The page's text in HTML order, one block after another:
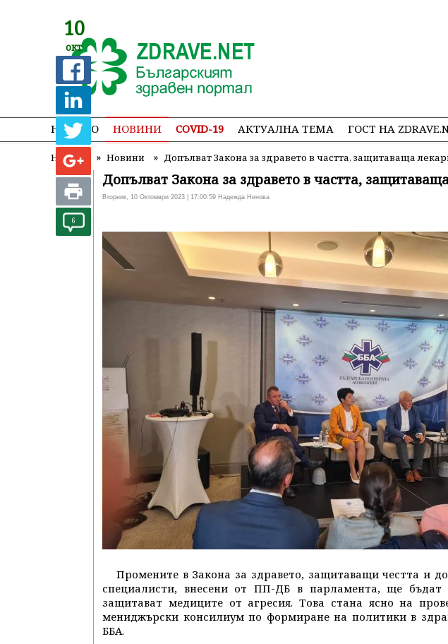
НАЧАЛО НОВИНИ COVID-19 АКТУАЛНА ТЕМА ГОСТ НА
Начало » Новини » Допълват Закона за здравето в частта, защитаваща
10
окт
6
Допълват Закона за здравето в частта,
Вторник, 10 Октомври 2023 | 17:00:59 Надежда Ненова
Промените в Закона за здравето, защитаващи честта и
специалисти, внесени от ПП-ДБ в парламента, ще бъдат
защитават медиците от агресия. Това стана ясно на
мениджърски консилиум по формиране на политики в
ББА.